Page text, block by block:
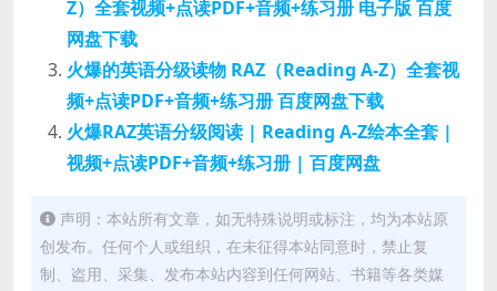
Z）全套视频+点读PDF+音频+练习册 电子版 百度
网盘下载
火爆的英语分级读物 RAZ（Reading A-Z）全套视
频+点读PDF+音频+练习册 百度网盘下载
火爆RAZ英语分级阅读 | Reading A-Z绘本全套 |
视频+点读PDF+音频+练习册 | 百度网盘
声明：本站所有文章，如无特殊说明或标注，均为本站原
创发布。任何个人或组织，在未征得本站同意时，禁止复
制、盗用、采集、发布本站内容到任何网站、书籍等各类媒